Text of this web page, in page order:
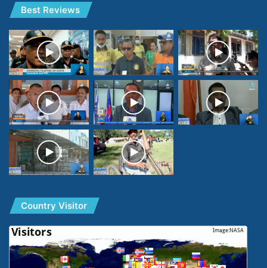
Best Reviews
Country Visitor